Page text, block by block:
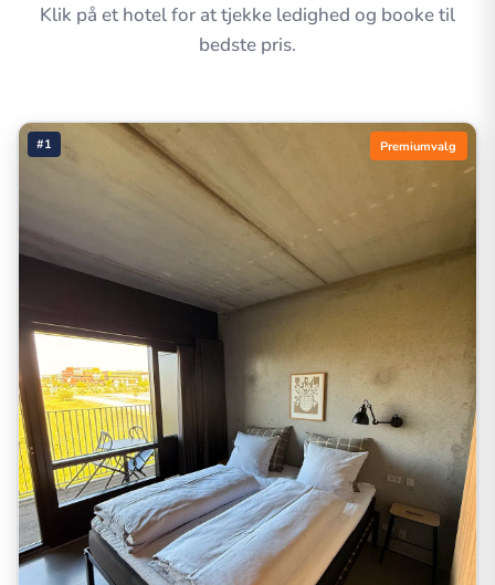
Klik på et hotel for at tjekke ledighed og booke til
bedste pris.
#1 Premiumvalg